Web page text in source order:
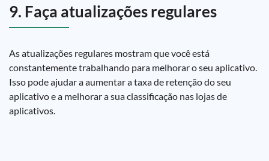
9. Faça atualizações regulares
As atualizações regulares mostram que você está
constantemente trabalhando para melhorar o seu aplicativo.
Isso pode ajudar a aumentar a taxa de retenção do seu
aplicativo e a melhorar a sua classificação nas lojas de
aplicativos.